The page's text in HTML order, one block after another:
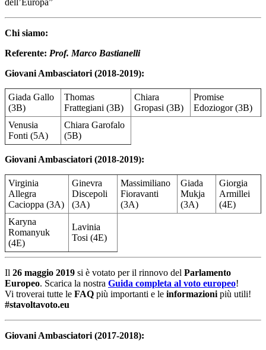
dell’Europa”
Chi siamo:
Referente: Prof. Marco Bastianelli
Giovani Ambasciatori (2018-2019):
Giada Gallo
(3B)
Thomas
Frattegiani (3B)
Chiara
Gropasi (3B)
Promise
Edoziogor (3B)
Venusia
Fonti (5A)
Chiara Garofalo
(5B)
Giovani Ambasciatori (2018-2019):
Virginia
Allegra
Cacioppa (3A)
Ginevra
Discepoli
(3A)
Massimiliano
Fioravanti
(3A)
Giada
Mukja
(3A)
Giorgia
Armillei
(4E)
Karyna
Romanyuk
(4E)
Lavinia
Tosi (4E)
Il 26 maggio 2019 si è votato per il rinnovo del Parlamento
Europeo. Scarica la nostra Guida completa al voto europeo!
Vi troverai tutte le FAQ più importanti e le informazioni più utili!
#stavoltavoto.eu
Giovani Ambasciatori (2017-2018):